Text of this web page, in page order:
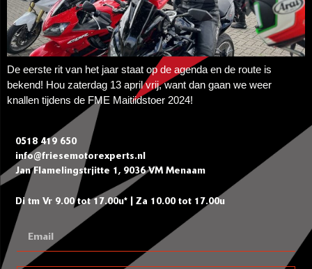
De eerste rit van het jaar staat op de agenda en de route is
bekend! Hou zaterdag 13 april vrij, want dan gaan we weer
knallen tijdens de FME Maitiidstoer 2024!
0518 419 650
info@friesemotorexperts.nl
Jan Flamelingstrjitte 1, 9036 VM Menaam
Di tm Vr 9.00 tot 17.00u* | Za 10.00 tot 17.00u